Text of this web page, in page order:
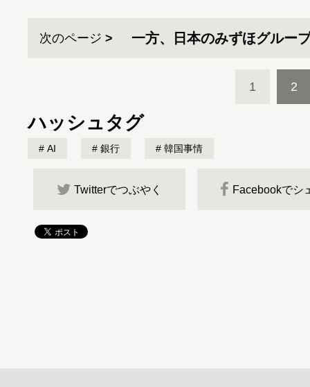
次のページ 一方、日本のみずほグルー
1 2
ハッシュタグ
AI 銀行 韓国事情
Twitterでつぶやく Facebookでシ